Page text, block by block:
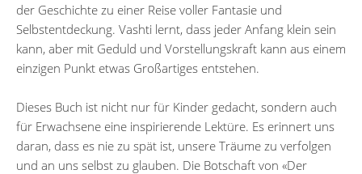
der Geschichte zu einer Reise voller Fantasie und
Selbstentdeckung. Vashti lernt, dass jeder Anfang klein sein
kann, aber mit Geduld und Vorstellungskraft kann aus einem
einzigen Punkt etwas Großartiges entstehen.
Dieses Buch ist nicht nur für Kinder gedacht, sondern auch
für Erwachsene eine inspirierende Lektüre. Es erinnert uns
daran, dass es nie zu spät ist, unsere Träume zu verfolgen
und an uns selbst zu glauben. Die Botschaft von «Der